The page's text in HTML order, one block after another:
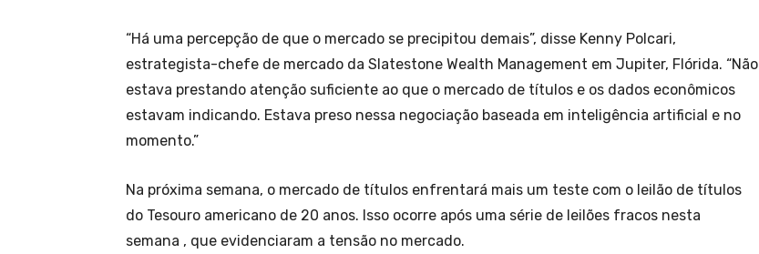
“Há uma percepção de que o mercado se precipitou demais”, disse Kenny Polcari,
estrategista-chefe de mercado da Slatestone Wealth Management em Jupiter, Flórida. “Não
estava prestando atenção suficiente ao que o mercado de títulos e os dados econômicos
estavam indicando. Estava preso nessa negociação baseada em inteligência artificial e no
momento.”
Na próxima semana, o mercado de títulos enfrentará mais um teste com o leilão de títulos
do Tesouro americano de 20 anos. Isso ocorre após uma série de leilões fracos nesta
semana , que evidenciaram a tensão no mercado.